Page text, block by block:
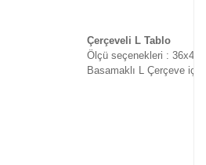
Çerçeveli L Tablo
Ölçü seçenekleri :
Basamaklı L Çerçeve